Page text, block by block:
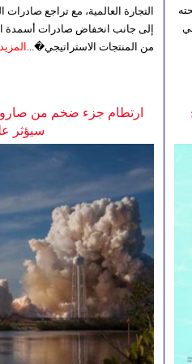
من المنتجات الاستراتيجي�... المزيد
ارتطام جزء ضخم من
سيؤثر